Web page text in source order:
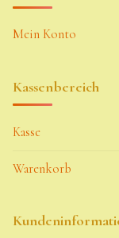
Mein Konto
Kassenbereich
Kasse
Warenkorb